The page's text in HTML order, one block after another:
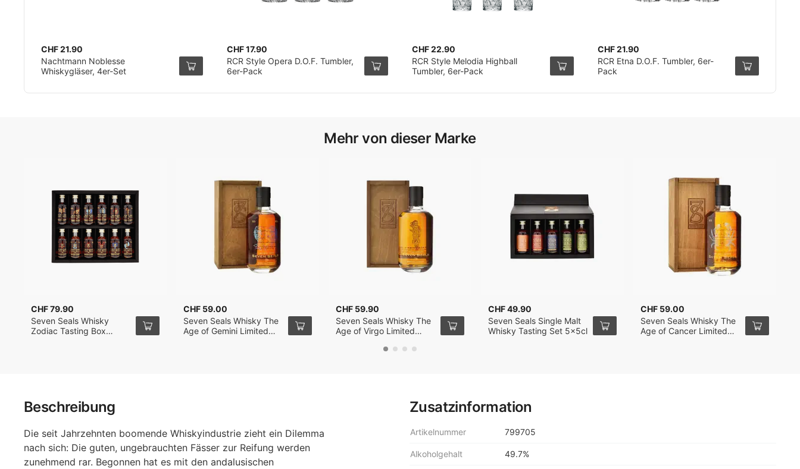
CHF 21.90
Nachtmann Noblesse
Whiskygläser, 4er-Set
CHF 17.90
RCR Style Opera D.O.F. Tumbler,
6er-Pack
CHF 22.90
RCR Style Melodia Highball
Tumbler, 6er-Pack
CHF 21.90
RCR Etna D.O.F. Tumbler, 6er-
Pack
Beschreibung
Die seit Jahrzehnten boomende Whiskyindustrie zieht ein Dilemma
nach sich: Die guten, ungebrauchten Fässer zur Reifung werden
zunehmend rar. Begonnen hat es mit den andalusischen
Zusatzinformation
Artikelnummer 799705
Alkoholgehalt 49.7%
Mehr von dieser Marke
CHF 79.90
Seven Seals Whisky
Zodiac Tasting Box
CHF 59.00
Seven Seals Whisky The
Age of Gemini Limited
CHF 59.90
Seven Seals Whisky The
Age of Virgo Limited
CHF 49.90
Seven Seals Single Malt
Whisky Tasting Set 5x5cl
CHF 59.00
Seven Seals Whisky The
Age of Cancer Limited